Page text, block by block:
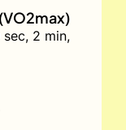
sec, 2 min,